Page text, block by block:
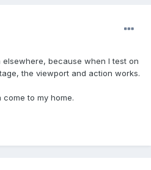
because when I test on
the viewport and action works.
to my home.